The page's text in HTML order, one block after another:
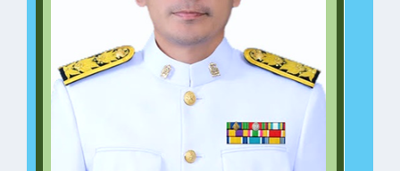
ซื้อวัสดุฝึก ปวช.ทวิศึกษา แผนกวิชาคอมพิวเตอร์
คลิกเพื่อเปิดไฟล์ PDF
ซื้อวัสดุฝึก ปวช.ทวิศึกษา แผนกวิชาคอมพิวเตอร์
ซื้อวัสดุฝึก ปวช.ทวิศึกษา แผนกวิชาช่างไฟฟ้า และ
คลิกเพื่อเปิดไฟล์ PDF